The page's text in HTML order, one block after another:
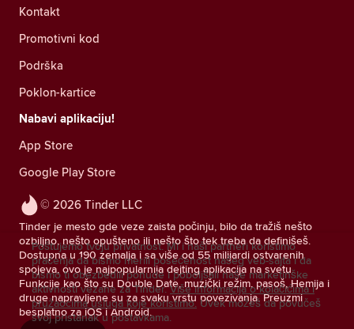
© 2026 Tinder LLC
Tinder je mesto gde veze zaista počinju, bilo da tražiš nešto
ozbiljno, nešto opušteno ili nešto što tek treba da definišeš.
Dostupna u 190 zemalja i sa više od 55 milijardi ostvarenih
spojeva, ovo je najpopularnija dejting aplikacija na svetu.
Funkcije kao što su Double Date, muzički režim, pasoš, Hemija i
druge napravljene su za svaku vrstu povezivanja. Preuzmi
besplatno za iOS i Android.
Kontakt
Promotivni kod
Podrška
Poklon-kartice
Nabavi aplikaciju!
App Store
Google Play Store
Poštujemo tvoju privatnost. Mi i naši partneri koristimo
praćenja da bismo merili posećenost našeg veb-sajta i da
bismo ti obezbedili ponude i poboljšali naše marketinške
aktivnosti vezane za Tinder. Više informacija o kolačićima i
pružaocima usluga koje koristimo. Uvek možeš da povučeš
svoj pristanak u postavkama.